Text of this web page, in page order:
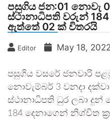
පසුගිය ජන:01 නොවැ
ස්ථානාධිපති වරුන්
ඇත්තේ 02 ක් විතරයි
Editor May 18, 2022
පසුගිය වසරේ ජනවාරි
නොවැම්බර් 3 වනදා
ස්ථානාධිපති ධුර ලබා
184 දෙනාගෙන් නිශ්චිත